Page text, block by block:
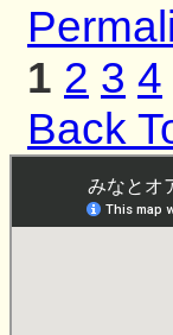
1 2 3 4
Back